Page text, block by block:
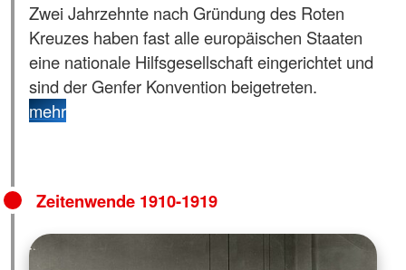
Zwei Jahrzehnte nach Gründung des Roten
Kreuzes haben fast alle europäischen Staaten
eine nationale Hilfsgesellschaft eingerichtet und
sind der Genfer Konvention beigetreten.
mehr
Zeitenwende 1910-1919